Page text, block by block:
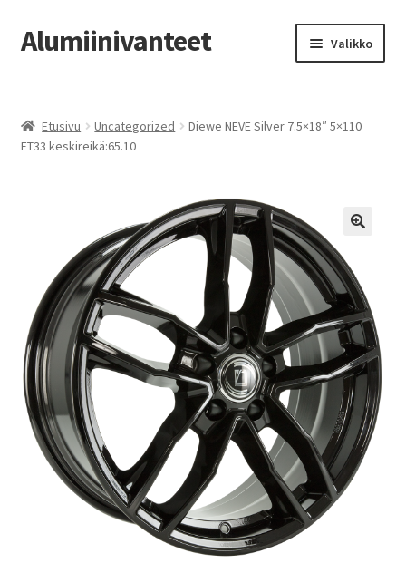
Siirry
navigointiin
Siirry
sisältöön
Alumiinivanteet Valikko
Kauppa
Vanteiden osto-opas
Auton renkaat
Yhteystiedot
Etusivu Uncategorized
Diewe NEVE Silver 7.5×18″ 5×110
ET33 keskireikä:65.10